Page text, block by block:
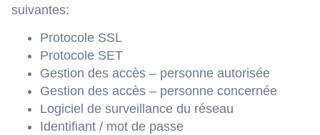
suivantes:
Protocole SSL
Protocole SET
Gestion des accès – personne autorisée
Gestion des accès – personne concernée
Logiciel de surveillance du réseau
Identifiant / mot de passe